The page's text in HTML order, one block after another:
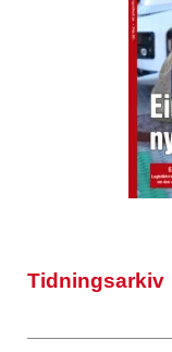
Tidningsarkiv